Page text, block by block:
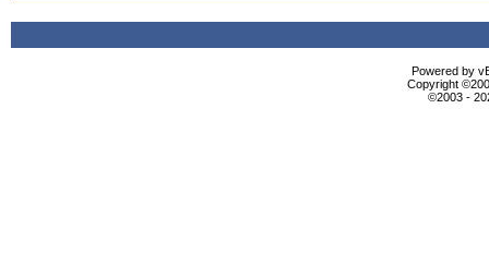
Powered by
Copyright
©2003 -